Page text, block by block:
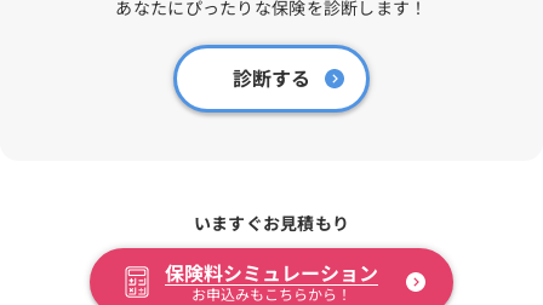
あなたにぴったりな保険を診断します！
診断する
いますぐお見積もり
保険料シミュレーション
お申込みもこちらから！